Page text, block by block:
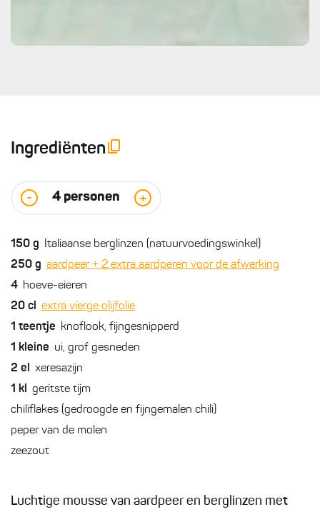
Ingrediënten
- 4 personen +
150 g Italiaanse berglinzen (natuurvoedingswinkel)
250 g aardpeer + 2 extra aardperen voor de afwerking
4 hoeve-eieren
20 cl extra vierge olijfolie
1 teentje knoflook, fijngesnipperd
1 kleine ui, grof gesneden
2 el xeresazijn
1 kl geritste tijm
chiliflakes (gedroogde en fijngemalen chili)
peper van de molen
zeezout
Luchtige mousse van aardpeer en berglinzen met